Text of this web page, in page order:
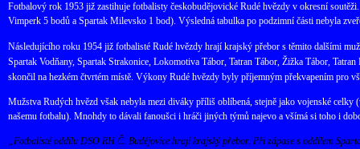
Fotbalový rok 1953 již zastihuje fotbalisty českobudějovické Rudé hvězdy v okresní
Vimperk 5 bodů a Spartak Milevsko 1 bod). Výsledná tabulka po podzimní části nebyla
Následujícího roku 1954 již fotbalisté Rudé hvězdy hrají krajský přebor s těmito dalšími
Spartak Vodňany, Spartak Strakonice, Lokomotiva Tábor, Tatran Tábor, Žižka Tábor,
skončil na hezkém čtvrtém místě. Výkony Rudé hvězdy byly příjemným překvapením pro
Mužstva Rudých hvězd však nebyla mezi diváky příliš oblíbená, stejně jako vojenské
našemu fotbalu). Mnohdy to dávali fanoušci i hráči jiných týmů najevo a všímá si toho i
„Fotbalisté oddílu DSO RH Č. Budějovice hrají krajský přebor. Při zápase s oddílem